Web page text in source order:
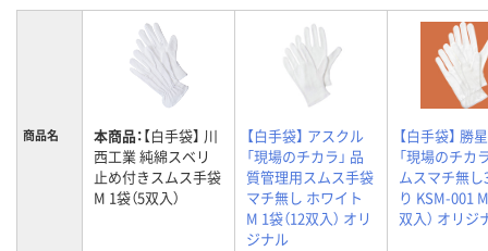
商品名 本商品：【白手袋】 川
西工業 純綿スベリ
止め付きスムス手袋
M 1袋（5双入）
【白手袋】 アスクル
「現場のチカラ」 品
質管理用スムス手袋
マチ無し ホワイト
M 1袋（12双入） オリ
ジナル
【白手袋】 勝
「現場のチカ
ムスマチ無し
り KSM-001
双入） オリジ